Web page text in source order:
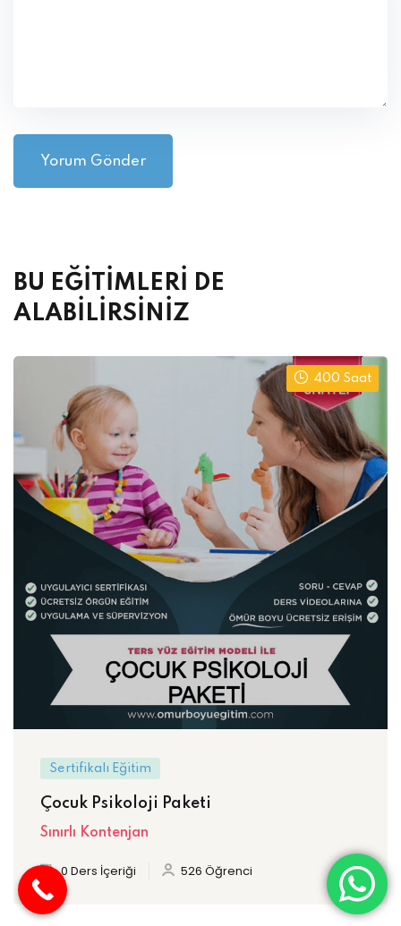
BU EĞİTİMLERİ DE
ALABİLİRSİNİZ
400 Saat
Sertifikalı Eğitim
Çocuk Psikoloji Paketi
Sınırlı Kontenjan
0 Ders İçeriği 526 Öğrenci